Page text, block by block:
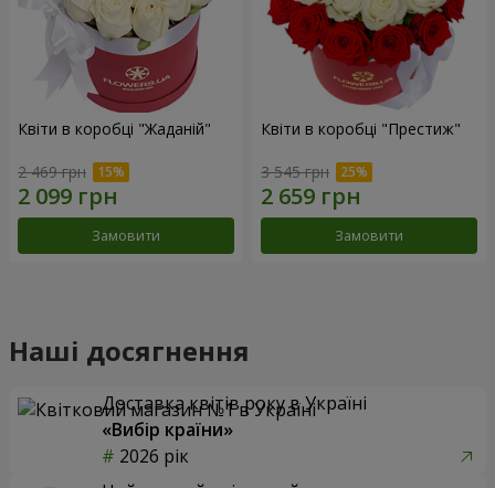
Квіти в коробці "Жаданій"
2 469 грн
Замовити
Квіти в коробці "Престиж"
3 545 грн
Замовити
Наші досягнення
Доставка квітів року в Україні
«Вибір країни»
2026 рік